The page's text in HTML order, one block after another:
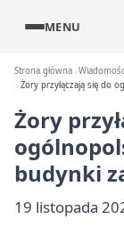
MENU
Strona główna
Żory przyłączają się do
Żory
budynki
19 listopada